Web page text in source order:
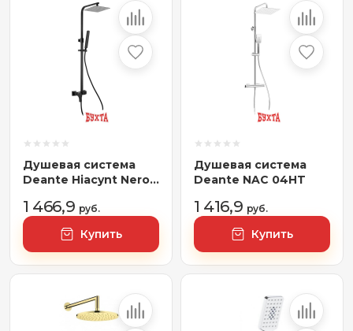
Душевая система
Deante Hiacynt Nero
1 466,9 руб.
Купить
Душевая система
Deante NAC 04HT
1 416,9 руб.
Купить